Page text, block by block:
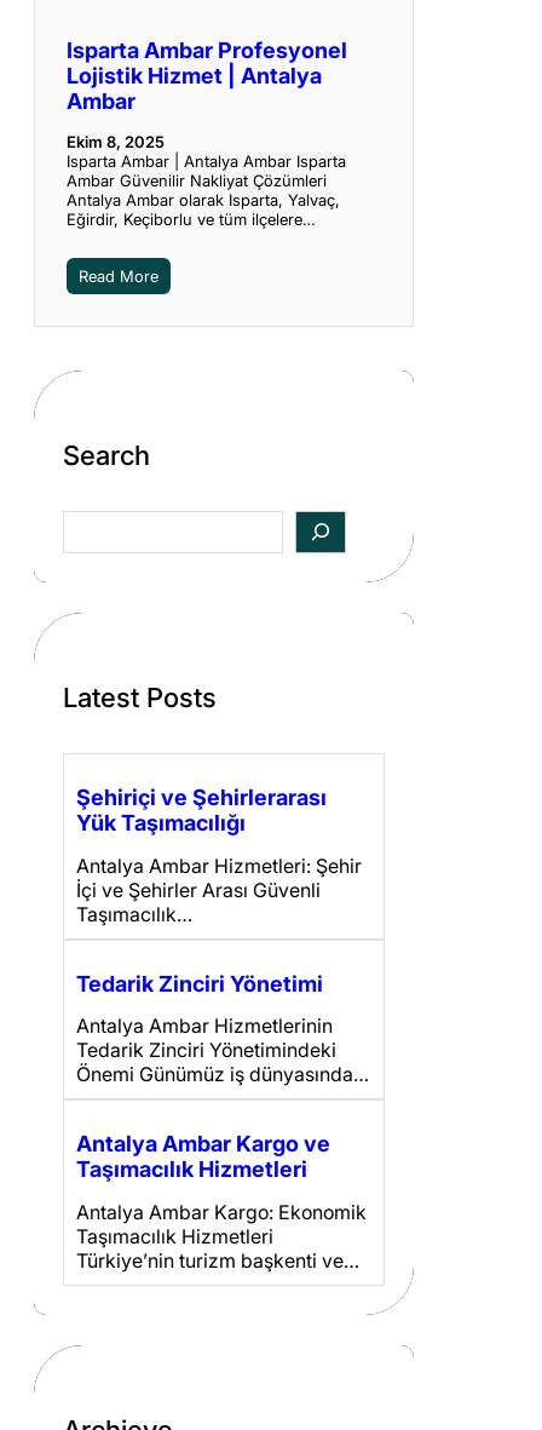
Isparta Ambar Profesyonel
Lojistik Hizmet | Antalya
Ambar
Ekim 8, 2025
Isparta Ambar | Antalya Ambar Isparta
Ambar Güvenilir Nakliyat Çözümleri
Antalya Ambar olarak Isparta, Yalvaç,
Eğirdir, Keçiborlu ve tüm ilçelere…
Read More
Search
S
a
h
Latest Posts
Şehiriçi ve Şehirlerarası
Yük Taşımacılığı
Antalya Ambar Hizmetleri: Şehir
İçi ve Şehirler Arası Güvenli
Taşımacılık…
Tedarik Zinciri Yönetimi
Antalya Ambar Hizmetlerinin
Tedarik Zinciri Yönetimindeki
Önemi Günümüz iş dünyasında…
Antalya Ambar Kargo ve
Taşımacılık Hizmetleri
Antalya Ambar Kargo: Ekonomik
Taşımacılık Hizmetleri
Türkiye’nin turizm başkenti ve…